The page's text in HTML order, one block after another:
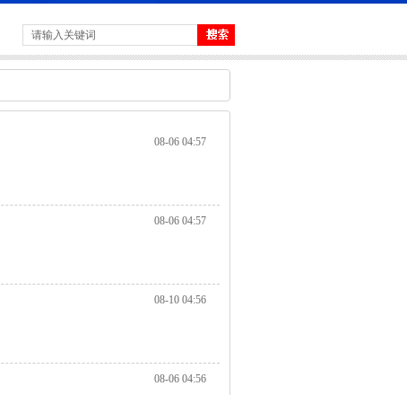
08-06 04:57
08-06 04:57
08-10 04:56
08-06 04:56